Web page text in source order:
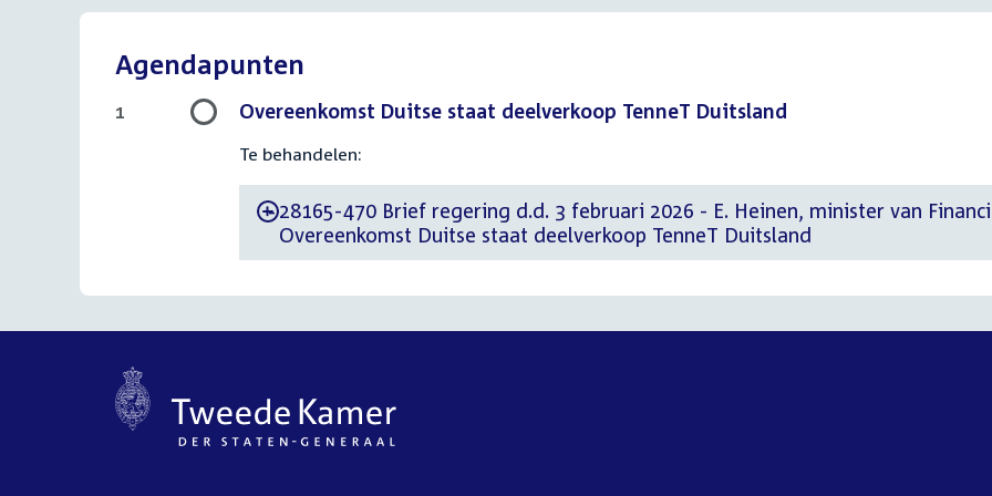
Agendapunten
Overeenkomst Duitse staat deelverkoop TenneT Duitsland
Te behandelen:
-28165-470 Brief regering d.d. 3 februari 2026 - E. Heinen, minister van
Overeenkomst Duitse staat deelverkoop TenneT Duitsland
1